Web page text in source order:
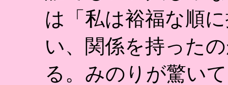
は「私は裕福な順
い、関係を持った
る。みのりが驚い